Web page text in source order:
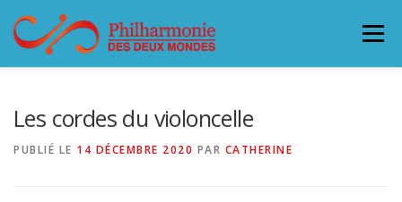
contenu
Menu
Les cordes du violoncelle
PUBLIÉ LE 14 DÉCEMBRE 2020 PAR CATHERINE